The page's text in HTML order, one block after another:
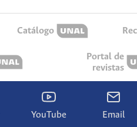
Catálogo
Portal de
revistas
YouTube Email